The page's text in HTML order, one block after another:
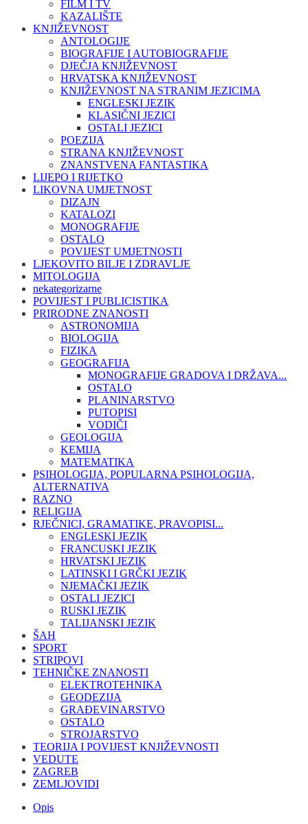
FILM I TV
KAZALIŠTE
KNJIŽEVNOST
ANTOLOGIJE
BIOGRAFIJE I AUTOBIOGRAFIJE
DJEČJA KNJIŽEVNOST
HRVATSKA KNJIŽEVNOST
KNJIŽEVNOST NA STRANIM JEZICIMA
ENGLESKI JEZIK
KLASIČNI JEZICI
OSTALI JEZICI
POEZIJA
STRANA KNJIŽEVNOST
ZNANSTVENA FANTASTIKA
LIJEPO I RIJETKO
LIKOVNA UMJETNOST
DIZAJN
KATALOZI
MONOGRAFIJE
OSTALO
POVIJEST UMJETNOSTI
LJEKOVITO BILJE I ZDRAVLJE
MITOLOGIJA
nekategorizarne
POVIJEST I PUBLICISTIKA
PRIRODNE ZNANOSTI
ASTRONOMIJA
BIOLOGIJA
FIZIKA
GEOGRAFIJA
MONOGRAFIJE GRADOVA I DRŽAVA...
OSTALO
PLANINARSTVO
PUTOPISI
VODIČI
GEOLOGIJA
KEMIJA
MATEMATIKA
PSIHOLOGIJA, POPULARNA PSIHOLOGIJA,
ALTERNATIVA
RAZNO
RELIGIJA
RJEČNICI, GRAMATIKE, PRAVOPISI...
ENGLESKI JEZIK
FRANCUSKI JEZIK
HRVATSKI JEZIK
LATINSKI I GRČKI JEZIK
NJEMAČKI JEZIK
OSTALI JEZICI
RUSKI JEZIK
TALIJANSKI JEZIK
ŠAH
SPORT
STRIPOVI
TEHNIČKE ZNANOSTI
ELEKTROTEHNIKA
GEODEZIJA
GRAĐEVINARSTVO
OSTALO
STROJARSTVO
TEORIJA I POVIJEST KNJIŽEVNOSTI
VEDUTE
ZAGREB
ZEMLJOVIDI
Opis